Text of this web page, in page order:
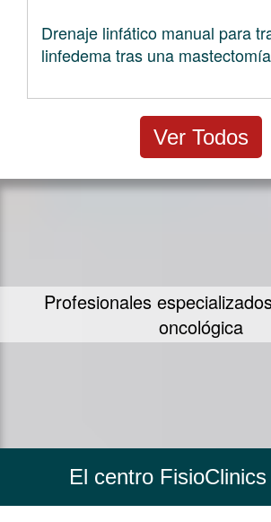
Drenaje linfático manual para
linfedema tras una mastectomía
Ver Todos
Profesionales
oncológica
El centro